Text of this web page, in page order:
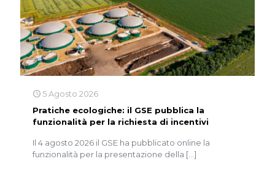
5 Agosto 2026
Pratiche ecologiche: il GSE pubblica la
funzionalità per la richiesta di incentivi
Il 4 agosto 2026 il GSE ha pubblicato online la
funzionalità per la presentazione della […]